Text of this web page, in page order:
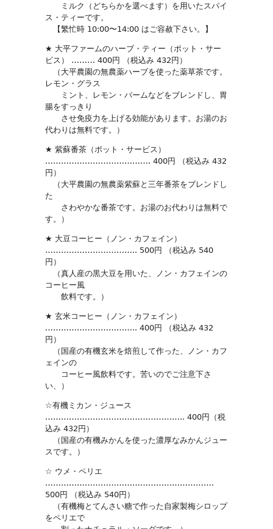
ミルク（どちらかを選べます）を用いたスパイ
ス・ティーです。
【繁忙時 10:00〜14:00 はご容赦下さい。】
★ 大平ファームのハーブ・ティー（ポット・サー
ビス） ……… 400円 （税込み 432円）
（大平農園の無農薬ハーブを使った薬草茶です。
レモン・グラス
ミント、レモン・バームなどをブレンドし、胃
腸をすっきり
させ免疫力を上げる効能があります。お湯のお
代わりは無料です。）
★ 紫蘇番茶（ポット・サービス）
…………………………………. 400円 （税込み 432
円）
（大平農園の無農薬紫蘇と三年番茶をブレンドし
た
さわやかな番茶です。お湯のお代わりは無料で
す。）
★ 大豆コーヒー（ノン・カフェイン）
…………………………….. 500円 （税込み 540
円）
（真人産の黒大豆を用いた、ノン・カフェインの
コーヒー風
飲料です。）
★ 玄米コーヒー（ノン・カフェイン）
…………………………….. 400円 （税込み 432
円）
（国産の有機玄米を焙煎して作った、ノン・カフ
ェインの
コーヒー風飲料です。苦いのでご注意下さ
い、）
☆有機ミカン・ジュース
…………………………………………….. 400円（税
込み 432円）
（国産の有機みかんを使った濃厚なみかんジュー
スです。）
☆ ウメ・ペリエ
……………………………………………………….
500円 （税込み 540円）
（有機梅とてんさい糖で作った自家製梅シロップ
をペリエで